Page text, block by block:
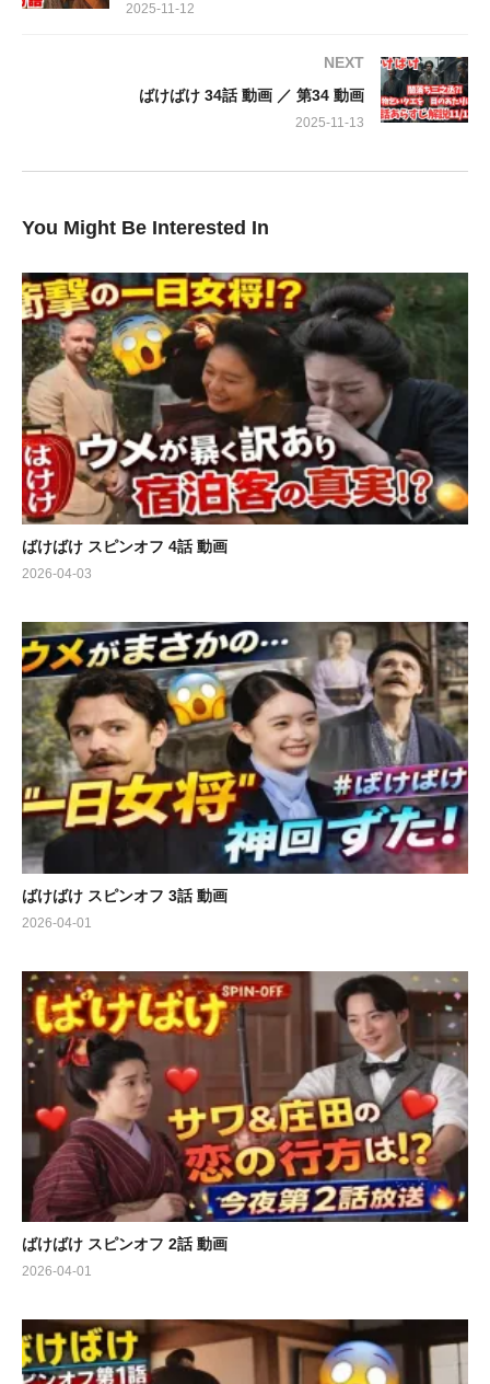
してこの一件が新たな波紋を呼ぶことは間違いありません。
一方、松野家ではトキへの疑念が募るばかり。司之介（岡部たか
し）、フミ（池脇千鶴）、勘右衛門（小日向文世）の三人は、ト
キの動向を探るべく尾行を開始します。そして彼らが目撃したの
出てくる姿でした。この謎めいた行動の裏には、一体何が隠され
けばけ」。次回の放送が待ち遠しいですね。
出演:
髙石あかり，トミー・バストウ，吉沢亮，北川景子，小日向文
世，池脇千鶴，池谷のぶえ，岡部たかし，さとうほなみ，円井わ
ん，杉田雷麟，下川恭平，梅林亮太，【音楽】牛尾憲輔
2025-11-12
NEXT
ばけばけ 34話 動画 ／ 第34 動画
2025-11-13
You Might Be Interested In
ばけばけ スピンオフ 4話 動画
2026-04-03
ばけばけ スピンオフ 3話 動画
2026-04-01
ばけばけ スピンオフ 2話 動画
2026-04-01